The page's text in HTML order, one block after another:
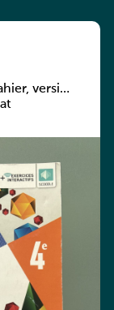
version